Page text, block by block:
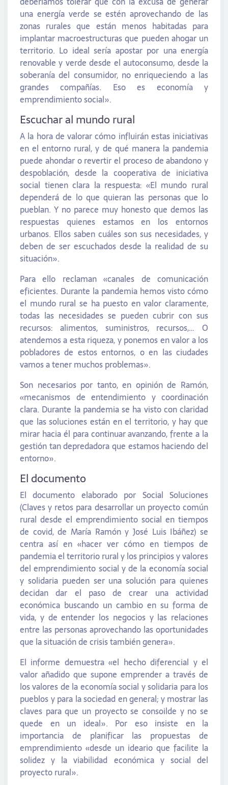
una energía verde se estén aprovechando de las
zonas rurales que están menos habitadas para
implantar macroestructuras que pueden ahogar un
territorio. Lo ideal sería apostar por una energía
renovable y verde desde el autoconsumo, desde la
soberanía del consumidor, no enriqueciendo a las
grandes compañías. Eso es economía y
emprendimiento social».
Escuchar al mundo rural
A la hora de valorar cómo influirán estas iniciativas
en el entorno rural, y de qué manera la pandemia
puede ahondar o revertir el proceso de abandono y
despoblación, desde la cooperativa de iniciativa
social tienen clara la respuesta: «El mundo rural
dependerá de lo que quieran las personas que lo
pueblan. Y no parece muy honesto que demos las
respuestas quienes estamos en los entornos
urbanos. Ellos saben cuáles son sus necesidades, y
deben de ser escuchados desde la realidad de su
situación».
Para ello reclaman «canales de comunicación
eficientes. Durante la pandemia hemos visto cómo
el mundo rural se ha puesto en valor claramente,
todas las necesidades se pueden cubrir con sus
recursos: alimentos, suministros, recursos,… O
atendemos a esta riqueza, y ponemos en valor a los
pobladores de estos entornos, o en las ciudades
vamos a tener muchos problemas».
Son necesarios por tanto, en opinión de Ramón,
«mecanismos de entendimiento y coordinación
clara. Durante la pandemia se ha visto con claridad
que las soluciones están en el territorio, y hay que
mirar hacia él para continuar avanzando, frente a la
gestión tan depredadora que estamos haciendo del
entorno».
El documento
El documento elaborado por Social Soluciones
(Claves y retos para desarrollar un proyecto común
rural desde el emprendimiento social en tiempos
de covid, de María Ramón y José Luis Ibáñez) se
centra así en «hacer ver cómo en tiempos de
pandemia el territorio rural y los principios y valores
del emprendimiento social y de la economía social
y solidaria pueden ser una solución para quienes
decidan dar el paso de crear una actividad
económica buscando un cambio en su forma de
vida, y de entender los negocios y las relaciones
entre las personas aprovechando las oportunidades
que la situación de crisis también genera».
El informe demuestra «el hecho diferencial y el
valor añadido que supone emprender a través de
los valores de la economía social y solidaria para los
pueblos y para la sociedad en general; y mostrar las
claves para que un proyecto se consoilde y no se
quede en un ideal». Por eso insiste en la
importancia de planificar las propuestas de
emprendimiento «desde un ideario que facilite la
solidez y la viabilidad económica y social del
proyecto rural».